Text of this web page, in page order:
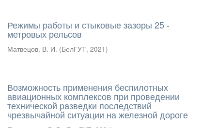
Режимы работы и стыковые зазоры 25 -
метровых рельсов
Матвецов, В. И. (БелГУТ, 2021)
Возможность применения беспилотных
авиационных комплексов при проведении
технической разведки последствий
чрезвычайной ситуации на железной дороге